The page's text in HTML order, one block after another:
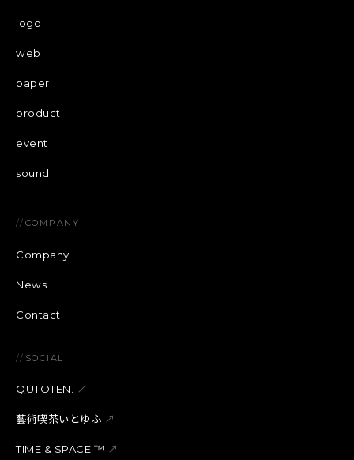
logo
web
paper
product
event
sound
// COMPANY
Company
News
Contact
// SOCIAL
QUTOTEN. ↗
藝術喫茶いとゆふ ↗
TIME & SPACE ™︎ ↗